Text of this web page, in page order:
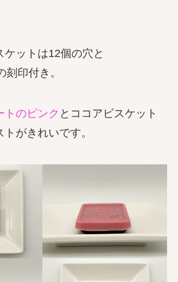
ケットは12個の穴と
刻印付き。
トのピンク とココアビスケット
がきれいです。